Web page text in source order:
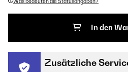
In den
Zusätzliche